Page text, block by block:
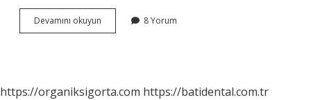
Devamını okuyun
Kitap
8 Yorum
https://organiksigorta.com https://batidental.com.tr